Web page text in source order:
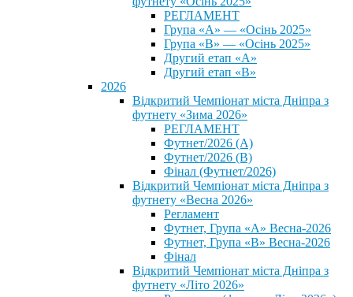
РЕГЛАМЕНТ
Група «А» — «Осінь 2025»
Група «В» — «Осінь 2025»
Другий етап «А»
Другий етап «В»
2026
Відкритий Чемпіонат міста Дніпра з
футнету «Зима 2026»
РЕГЛАМЕНТ
Футнет/2026 (А)
Футнет/2026 (В)
Фінал (Футнет/2026)
Відкритий Чемпіонат міста Дніпра з
футнету «Весна 2026»
Регламент
Футнет, Група «А» Весна-2026
Футнет, Група «В» Весна-2026
Фінал
Відкритий Чемпіонат міста Дніпра з
футнету «Літо 2026»